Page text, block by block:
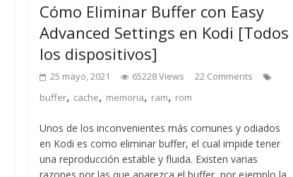
Cómo Eliminar Buffer con Easy
Advanced Settings en Kodi [Todos
los dispositivos]
25 mayo, 2021 65228 Views
22 Comments
buffer, cache, memoria, ram, rom
Unos de los inconvenientes más comunes y odiados
en Kodi es como eliminar buffer, el cual impide tener
una reproducción estable y fluida. Existen varias